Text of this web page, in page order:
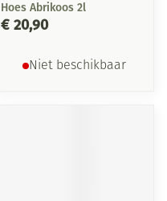
Hoes Abrikoos 2l
€ 20,90
Niet beschikbaar